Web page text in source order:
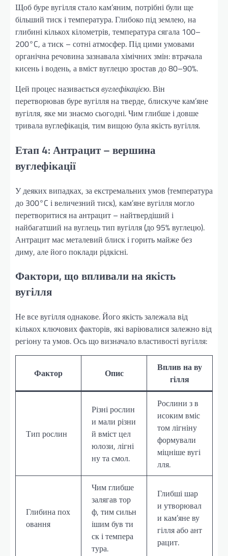
Щоб буре вугілля стало кам’яним, потрібні були ще
більший тиск і температура. Глибоко під землею, на
глибині кількох кілометрів, температура сягала 100–
200°C, а тиск – сотні атмосфер. Під цими умовами
органічна речовина зазнавала хімічних змін: втрачала
кисень і водень, а вміст вуглецю зростав до 80–90%.
Цей процес називаєтьсявуглефікацією. Він
перетворював буре вугілля на тверде, блискуче кам’яне
вугілля, яке ми знаємо сьогодні. Чим глибше і довше
тривала вуглефікація, тим вищою була якість вугілля.
Етап 4: Антрацит – вершина
вуглефікації
У деяких випадках, за екстремальних умов (температура
до 300°C і величезний тиск), кам’яне вугілля могло
перетворитися на антрацит – найтвердіший і
найбагатший на вуглець тип вугілля (до 95% вуглецю).
Антрацит має металевий блиск і горить майже без
диму, але його поклади рідкісні.
Фактори, що впливали на якість
вугілля
Не все вугілля однакове. Його якість залежала від
кількох ключових факторів, які варіювалися залежно від
регіону та умов. Ось що визначало властивості вугілля:
Фактор Опис
Вплив на ву
гілля
Тип рослин
Різні рослин
и мали різни
й вміст цел
юлози, лігні
ну та смол.
Рослини з в
исоким вміс
том лігніну
формували
міцніше вугі
лля.
Глибина пох
овання
Чим глибше
залягав тор
ф, тим сильн
ішим був ти
ск і темпера
тура.
Глибші шар
и утворювал
и кам’яне ву
гілля або ант
рацит.